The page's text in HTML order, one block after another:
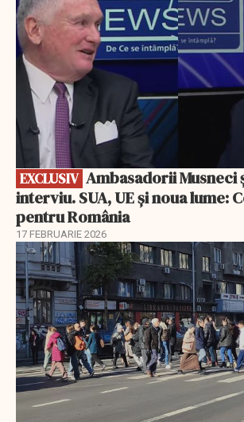
EXCLUSIV
interviu. SUA, UE și noua lume:
pentru România
17 FEBRUARIE 2026